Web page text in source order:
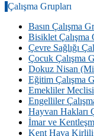
Çalışma Grupları
Basın Çalışma
Bisiklet Çalışma
Çevre Sağlığı
Çocuk Çalışma
Dokuz Nisan
Eğitim Çalışma
Emekliler Meclisi
Engelliler
Hayvan Hakları
İmar ve
Kent Hava